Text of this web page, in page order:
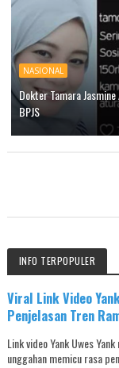
NASIONAL
Dokter Tamara
BPJS
INFO TERPOPULER
Viral Link Video
Penjelasan Tren
Link video Yank Uwes
unggahan memicu rasa